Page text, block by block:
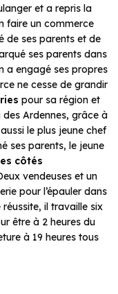
et a repris la
faire un commerce
de ses parents et de
ses parents dans
a engagé ses propres
ne cesse de grandir
pour sa région et
des Ardennes, grâce à
le plus jeune chef
ses parents, le jeune
côtés
vendeuses et un
pour l’épauler dans
il travaille six
être à 2 heures du
à 19 heures tous